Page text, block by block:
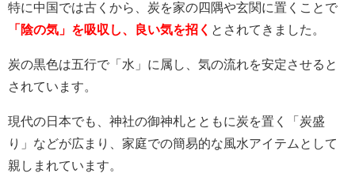
特に中国では古くから、炭を家の四隅や玄関に置くことで
「陰の気」を吸収し、良い気を招く とされてきました。
炭の黒色は五行で「水」に属し、気の流れを安定させると
されています。
現代の日本でも、神社の御神札とともに炭を置く「炭盛
り」などが広まり、家庭での簡易的な風水アイテムとして
親しまれています。